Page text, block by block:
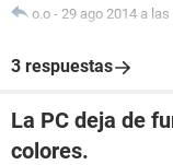
o.o - 29 ago 2014 a las
3 respuestas
La PC deja de
colores.